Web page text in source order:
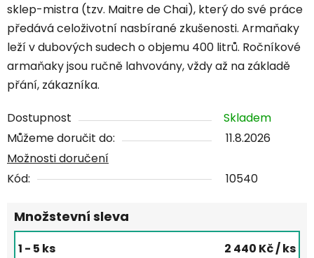
sklep-mistra (tzv. Maitre de Chai), který do své práce
předává celoživotní nasbírané zkušenosti. Armaňaky
leží v dubových sudech o objemu 400 litrů. Ročníkové
armaňaky jsou ručně lahvovány, vždy až na základě
přání, zákazníka.
Dostupnost
Skladem
Můžeme doručit do:
11.8.2026
Možnosti doručení
Kód:
10540
Množstevní sleva
1 - 5 ks 2 440 Kč/ ks